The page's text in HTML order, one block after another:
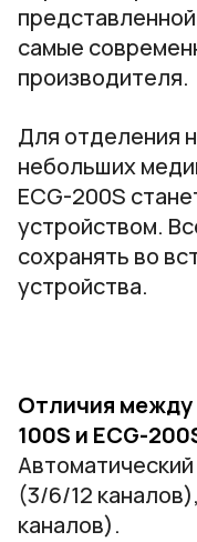
самые
производителя.
Для отделения
небольших
ECG-200S
устройством.
сохранять во
устройства.
Отличия между
100S и ECG-
(3/6/12
каналов).